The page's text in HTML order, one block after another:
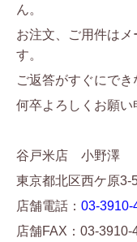
ん。
お注文、ご用件は
す。
ご返答がすぐにでき
何卒よろしくお願い
谷戸米店 小野澤
東京都北区西ケ原3-
店舗電話： 03-3910-
店舗FAX：03-3910-